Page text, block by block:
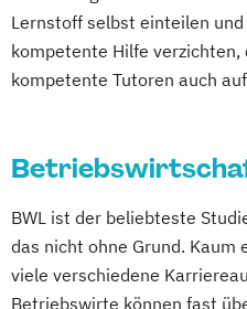
Geprüfter
Gesundheitscoach
Homöopathie im
Krankheitsbilder im
Marketing für
Mentaltrainer
Ernährungsberater/
Pflanzenkunde in
Erziehungsberater/in
Erziehungsberater/in
Erziehungsberater/in
Lernberatung
Lernstoff selbst einteilen
kompetente Hilfe verzichten,
kompetente Tutoren auch
BWL ist der beliebteste
das nicht ohne Grund.
viele verschiedene
Betriebswirte können fast